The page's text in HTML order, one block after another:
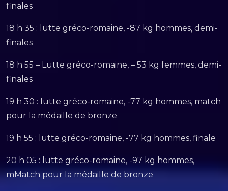
finales
18 h 35 : lutte gréco-romaine, -87 kg hommes, demi-
finales
18 h 55 – Lutte gréco-romaine, – 53 kg femmes, demi-
finales
19 h 30 : lutte gréco-romaine, -77 kg hommes, match
pour la médaille de bronze
19 h 55 : lutte gréco-romaine, -77 kg hommes, finale
20 h 05 : lutte gréco-romaine, -97 kg hommes,
mMatch pour la médaille de bronze